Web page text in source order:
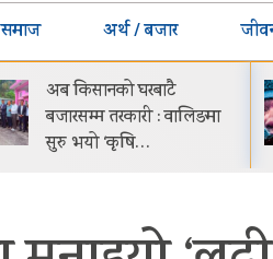
समाज अर्थ / बजार
समुद्री सतहदेखि सगरमाथाको
शिखरसम्मको वास्तविक यात्रा
बोकेको ‘रोड टु एभरेस्ट’…